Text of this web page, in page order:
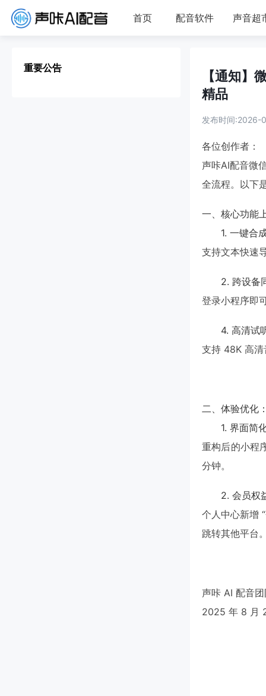
首页 配音软件 声音超
重要公告
【通知】
精品
发布时间:2026-
各位创作者：
声咔AI配音微
全流程。以下
一、核心功能
1. 一键合
支持文本快速
2. 跨设备
登录小程序即
4. 高清试
支持 48K 高清
二、体验优化
1. 界面简
重构后的小程
分钟。
2. 会员权
个人中心新增
跳转其他平台
声咔 AI 配音
2025 年 8 月